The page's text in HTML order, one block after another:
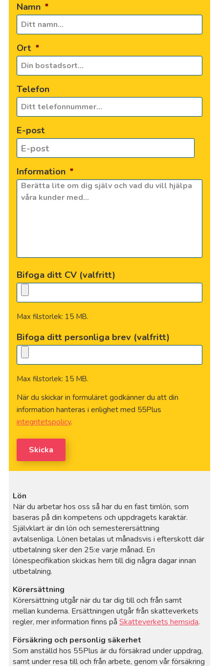
Namn *
Ort *
Telefon
E-post
Information *
Bifoga ditt CV (valfritt)
Max filstorlek: 15 MB.
Bifoga ditt personliga brev (valfritt)
Max filstorlek: 15 MB.
När du skickar in formuläret godkänner du att din
information hanteras i enlighet med 55Plus
integritetspolicy.
Skicka
Lön
När du arbetar hos oss så har du en fast timlön, som
baseras på din kompetens och uppdragets karaktär.
Självklart är din lön och semesterersättning
avtalsenliga. Lönen betalas ut månadsvis i efterskott där
utbetalning sker den 25:e varje månad. En
lönespecifikation skickas hem till dig några dagar innan
utbetalning.
Körersättning
Körersättning utgår när du tar dig till och från samt
mellan kunderna. Ersättningen utgår från skatteverkets
regler, mer information finns påSkatteverkets hemsida.
Försäkring och personlig säkerhet
Som anställd hos 55Plus är du försäkrad under uppdrag,
samt under resa till och från arbete, genom vår försäkring